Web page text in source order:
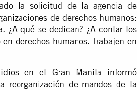
la solicitud de la agencia de
de derechos humanos:
¿A qué se dedican? ¿A contar los
derechos humanos. Trabajen en
en el Gran Manila informó
reorganización de mandos de la